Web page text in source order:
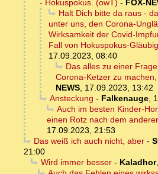
- Hokuspokus. (owT) - FOX-
Halt Dich bitte da raus -
unter uns, den Corona-
Wirksamkeit der Covid-
Fall von Hokuspokus-
17.09.2023, 08:40
Das alles zu einer
Corona-Ketzer zu
NEWS 17.09.2023, 13:42
Ansteckung - Falkenauge,
Auch im besten Kinder-
einen Rotz nach dem
17.09.2023, 21:53
Das weiß ich auch nicht, aber-
21:00
Wird immer besser- Kaladhor,